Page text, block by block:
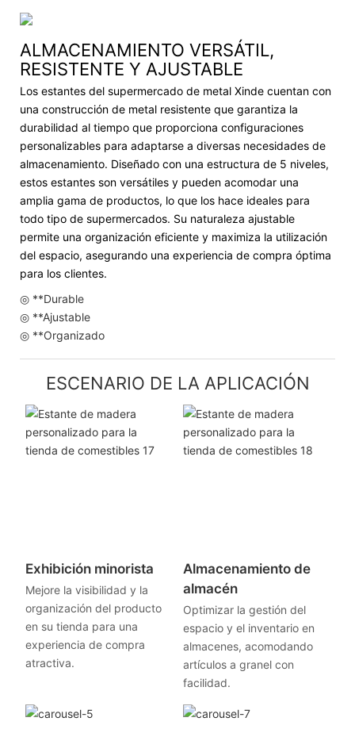
ALMACENAMIENTO VERSÁTIL,
RESISTENTE Y AJUSTABLE
Los estantes del supermercado de metal Xinde cuentan con
una construcción de metal resistente que garantiza la
durabilidad al tiempo que proporciona configuraciones
personalizables para adaptarse a diversas necesidades de
almacenamiento. Diseñado con una estructura de 5 niveles,
estos estantes son versátiles y pueden acomodar una
amplia gama de productos, lo que los hace ideales para
todo tipo de supermercados. Su naturaleza ajustable
permite una organización eficiente y maximiza la utilización
del espacio, asegurando una experiencia de compra óptima
para los clientes.
◎ **Durable
◎ **Ajustable
◎ **Organizado
ESCENARIO DE LA APLICACIÓN
Exhibición minorista
Mejore la visibilidad y la
organización del producto
en su tienda para una
experiencia de compra
atractiva.
Almacenamiento de
almacén
Optimizar la gestión del
espacio y el inventario en
almacenes, acomodando
artículos a granel con
facilidad.